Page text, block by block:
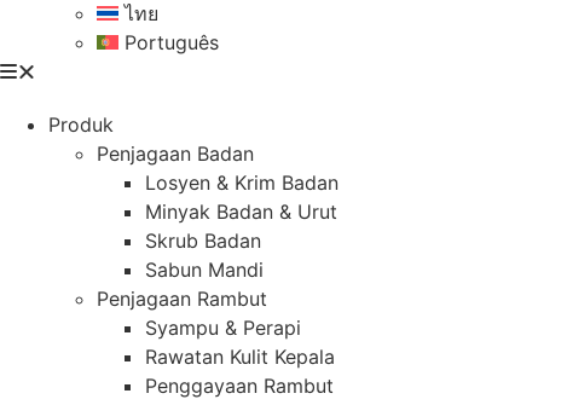
ไทย
Português
Produk
Penjagaan Badan
Losyen & Krim Badan
Minyak Badan & Urut
Skrub Badan
Sabun Mandi
Penjagaan Rambut
Syampu & Perapi
Rawatan Kulit Kepala
Penggayaan Rambut